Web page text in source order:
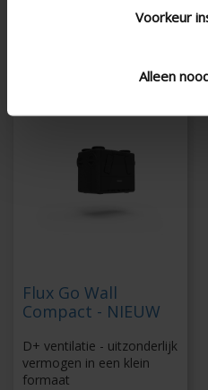
Voorkeur
Alleen
van digitale tools
Flux Go Wall
Compact - NIEUW
D+ ventilatie - uitzonderlijk
vermogen in een klein
formaat